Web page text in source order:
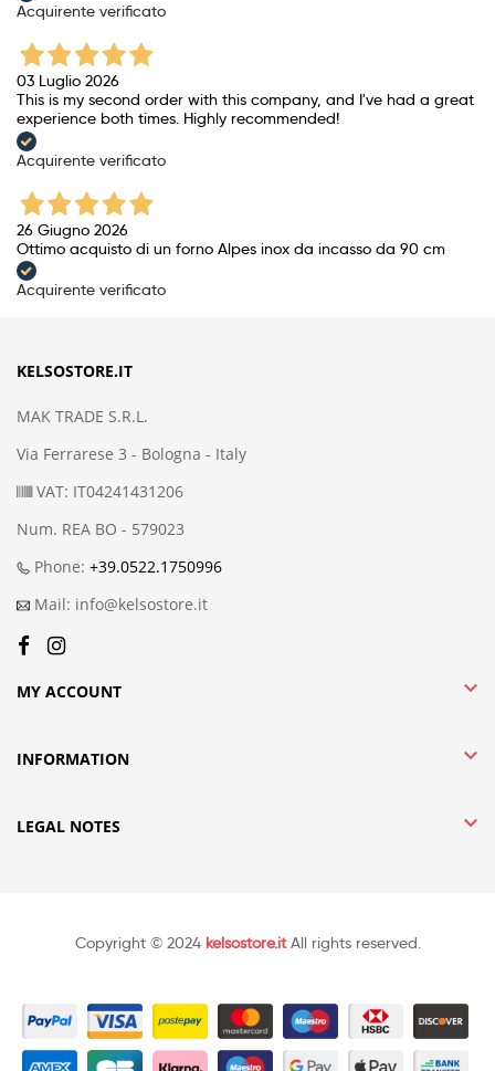
Acquirente verificato
03 Luglio 2026
This is my second order with this company, and I've had a great
experience both times. Highly recommended!
Acquirente verificato
26 Giugno 2026
Ottimo acquisto di un forno Alpes inox da incasso da 90 cm
Acquirente verificato
KELSOSTORE.IT
MAK TRADE S.R.L.
Via Ferrarese 3 - Bologna - Italy
VAT: IT04241431206
Num. REA BO - 579023
Phone: +39.0522.1750996
Mail: info@kelsostore.it
MY ACCOUNT 
INFORMATION 
LEGAL NOTES 
Copyright © 2024 kelsostore.itAll rights reserved.